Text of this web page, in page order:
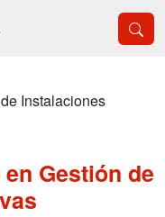
Instalaciones
Gestión de